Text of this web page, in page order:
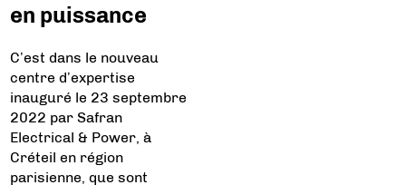
en puissance
C’est dans le nouveau
centre d’expertise
inauguré le 23 septembre
2022 par Safran
Electrical & Power, à
Créteil en région
parisienne, que sont